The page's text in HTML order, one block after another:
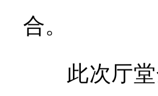
合。
此次厅